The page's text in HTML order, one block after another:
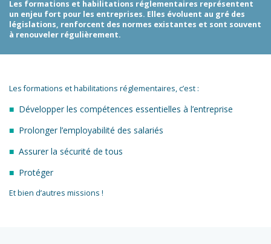
Les formations et habilitations réglementaires représentent
un enjeu fort pour les entreprises. Elles évoluent au gré des
législations, renforcent des normes existantes et sont souvent
à renouveler régulièrement.
Les formations et habilitations réglementaires, c’est :
Développer les compétences essentielles à l’entreprise
Prolonger l’employabilité des salariés
Assurer la sécurité de tous
Protéger
Et bien d’autres missions !